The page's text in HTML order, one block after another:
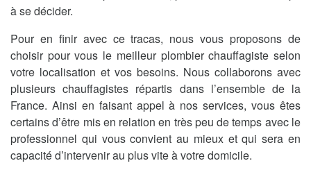
à se décider.
Pour en finir avec ce tracas, nous vous proposons de
choisir pour vous le meilleur plombier chauffagiste selon
votre localisation et vos besoins. Nous collaborons avec
plusieurs chauffagistes répartis dans l’ensemble de la
France. Ainsi en faisant appel à nos services, vous êtes
certains d’être mis en relation en très peu de temps avec le
professionnel qui vous convient au mieux et qui sera en
capacité d’intervenir au plus vite à votre domicile.